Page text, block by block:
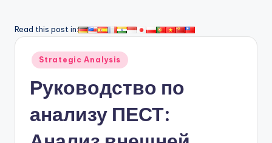
a
Read this post in:
Опубликовано
Strategic Analysis
Руководство по
анализу ПЕСТ: